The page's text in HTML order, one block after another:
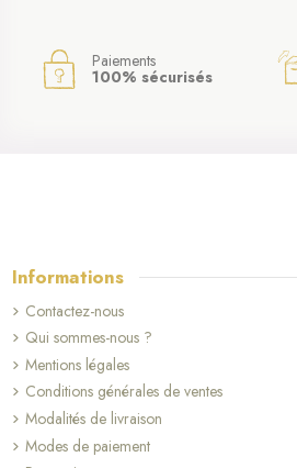
Paiements
100% sécurisés
Informations
Contactez-nous
Qui sommes-nous ?
Mentions légales
Conditions générales de ventes
Modalités de livraison
Modes de paiement